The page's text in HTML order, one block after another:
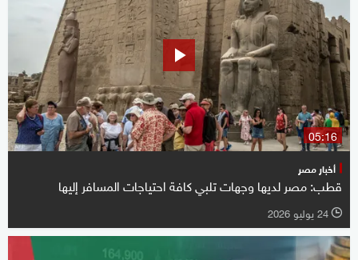
05:16
أخبار مصر
قطب: مصر لديها وجهات تلبي كافة احتياجات المسافر إليها
l 24 يوليو 2026